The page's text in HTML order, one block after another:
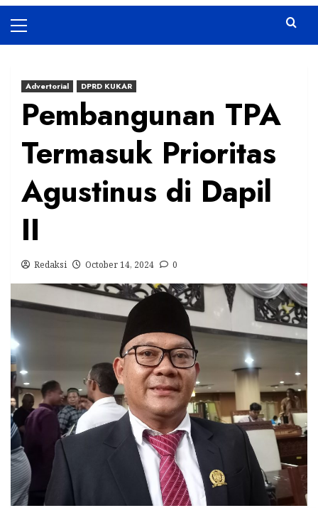
Menu
Advertorial DPRD KUKAR
Pembangunan TPA
Termasuk Prioritas
Agustinus di Dapil
II
Redaksi October 14, 2024 0